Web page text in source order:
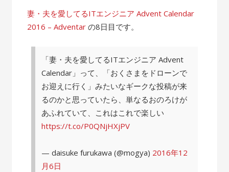
妻・夫を愛してるITエンジニア Advent Calendar
2016 – Adventar の8日目です。
「妻・夫を愛してるITエンジニア Advent
Calendar」って、「おくさまをドローンで
お迎えに行く」みたいなギークな投稿が来
るのかと思っていたら、単なるおのろけが
あふれていて、これはこれで楽しい
https://t.co/P0QNjHXjPV
— daisuke furukawa (@mogya) 2016年12
月6日